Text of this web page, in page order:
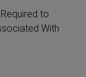
to
With